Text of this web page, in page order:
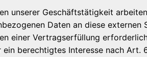
unserer Geschäftstätigkeit
Daten an diese
einer Vertragserfüllung
ein berechtigtes Interesse nach Art.